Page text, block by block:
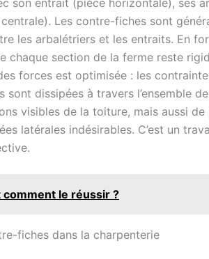
Les contre-fiches sont
les arbalétriers et les entraits. En
chaque section de la ferme reste
forces est optimisée : les
dissipées à travers l’ensemble
visibles de la toiture, mais aussi de
latérales indésirables. C’est un
le réussir ?
fiches dans la charpenterie